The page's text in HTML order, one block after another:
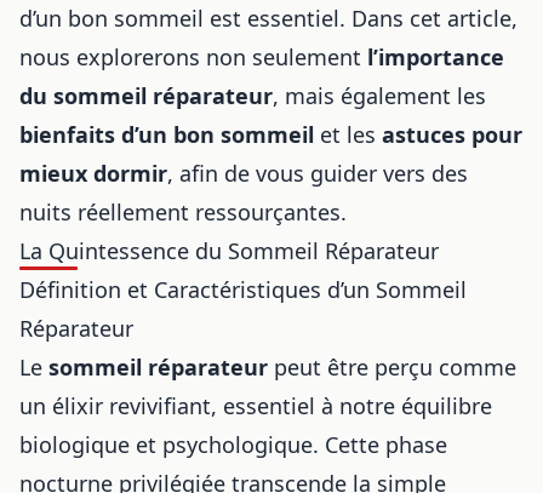
d’un bon sommeil est essentiel. Dans cet article,
nous explorerons non seulement l’importance
du sommeil réparateur, mais également les
bienfaits d’un bon sommeil et les astuces pour
mieux dormir, afin de vous guider vers des
nuits réellement ressourçantes.
La Quintessence du Sommeil Réparateur
Définition et Caractéristiques d’un Sommeil
Réparateur
Le sommeil réparateur peut être perçu comme
un élixir revivifiant, essentiel à notre équilibre
biologique et psychologique. Cette phase
nocturne privilégiée transcende la simple